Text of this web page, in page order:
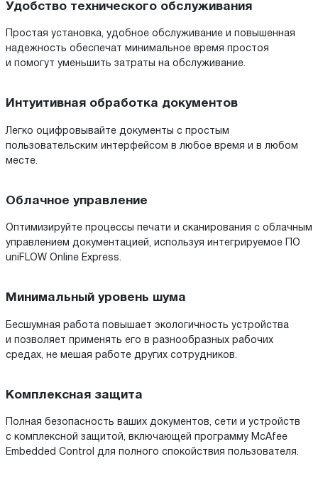
Удобство технического обслуживания
Простая установка, удобное обслуживание и повышенная
надежность обеспечат минимальное время простоя
и помогут уменьшить затраты на обслуживание.
Интуитивная обработка документов
Легко оцифровывайте документы с простым
пользовательским интерфейсом в любое время и в любом
месте.
Облачное управление
Оптимизируйте процессы печати и сканирования с облачным
управлением документацией, используя интегрируемое ПО
uniFLOW Online Express.
Минимальный уровень шума
Бесшумная работа повышает экологичность устройства
и позволяет применять его в разнообразных рабочих
средах, не мешая работе других сотрудников.
Комплексная защита
Полная безопасность ваших документов, сети и устройств
с комплексной защитой, включающей программу McAfee
Embedded Control для полного спокойствия пользователя.